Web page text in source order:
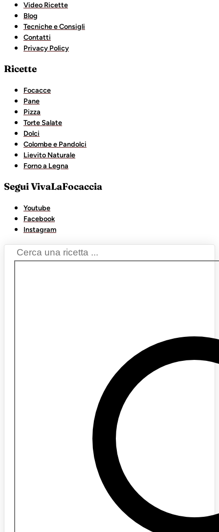
Video Ricette
Blog
Tecniche e Consigli
Contatti
Privacy Policy
Ricette
Focacce
Pane
Pizza
Torte Salate
Dolci
Colombe e Pandolci
Lievito Naturale
Forno a Legna
Segui VivaLaFocaccia
Youtube
Facebook
Instagram
Search
...